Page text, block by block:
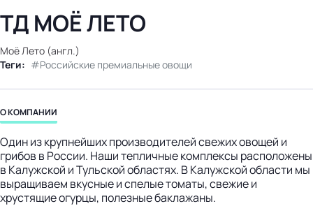
материалы
видео
события
бизнес-центр
ТД МОЁ ЛЕТО
Моё Лето (англ.)
Теги:
Российские премиальные овощи
О КОМПАНИИ
Один из крупнейших производителей свежих овощей и
грибов в России. Наши тепличные комплексы расположены
в Калужской и Тульской областях. В Калужской области мы
выращиваем вкусные и спелые томаты, свежие и
хрустящие огурцы, полезные баклажаны.